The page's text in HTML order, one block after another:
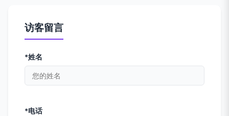
访客留言
*姓名
*电话